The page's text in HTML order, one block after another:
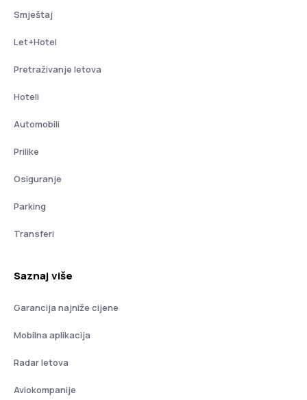
Smještaj
Let+Hotel
Pretraživanje letova
Hoteli
Automobili
Prilike
Osiguranje
Parking
Transferi
Saznaj više
Garancija najniže cijene
Mobilna aplikacija
Radar letova
Aviokompanije